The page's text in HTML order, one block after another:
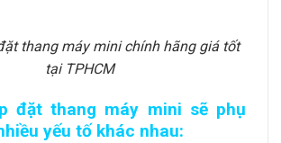
thang máy mini chính hãng giá tốt
tại TPHCM
đặt thang máy mini sẽ phụ
yếu tố khác nhau: